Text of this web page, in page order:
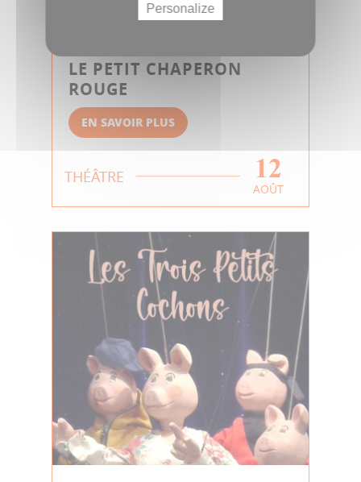
LE PETIT CHAPERON
ROUGE
EN SAVOIR PLUS
THÉÂTRE 12
AOÛT
Personalize